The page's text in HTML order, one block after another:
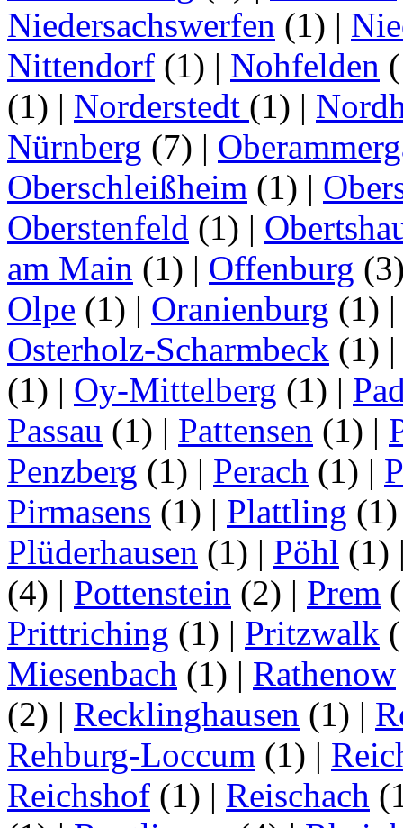
Niedersachswerfen (1) |
Nittendorf (1) | Nohfelden
(1) | Norderstedt (1) |
Nürnberg (7) |
Oberschleißheim (1) |
Oberstenfeld (1) |
am Main (1) | Offenburg
Olpe (1) | Oranienburg (1)
Osterholz-Scharmbeck (1)
(1) | Oy-Mittelberg (1) |
Passau (1) | Pattensen (1) |
Penzberg (1) | Perach (1) |
Pirmasens (1) | Plattling
Plüderhausen (1) | Pöhl (1)
(4) | Pottenstein (2) | Prem
Prittriching (1) | Pritzwalk
Miesenbach (1) | Rathenow
(2) | Recklinghausen (1) |
Rehburg-Loccum (1) |
Reichshof (1) | Reischach